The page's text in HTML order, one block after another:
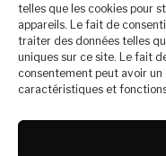
telles que les cookies pour
appareils. Le fait de
traiter des données telles
uniques sur ce site. Le fait
consentement peut avoir
caractéristiques et